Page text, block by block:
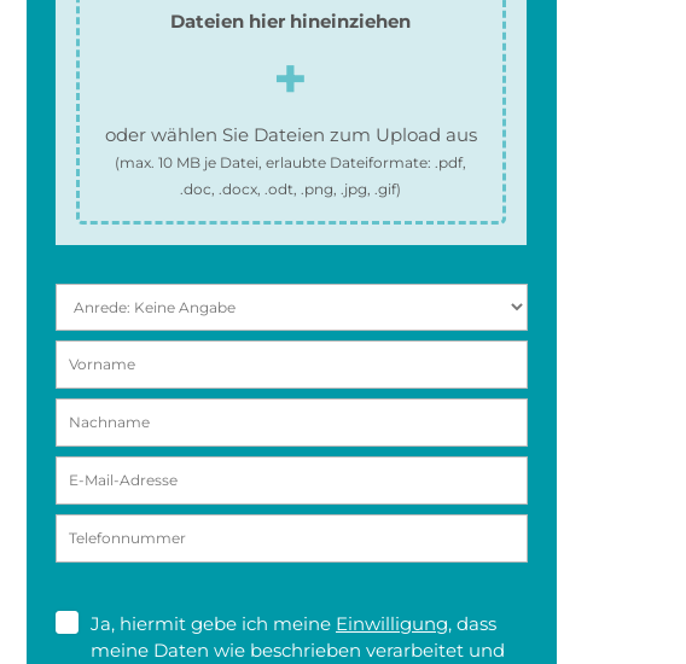
Dateien hier hineinziehen
oder wählen Sie Dateien zum Upload aus
(max.10 MB je Datei, erlaubte Dateiformate:.pdf,
.doc, .docx, .odt, .png, .jpg, .gif)
Ja, hiermit gebe ich meine Einwilligung, dass
meine Daten wie beschrieben verarbeitet und